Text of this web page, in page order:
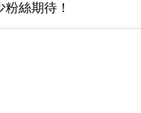
絲期待！